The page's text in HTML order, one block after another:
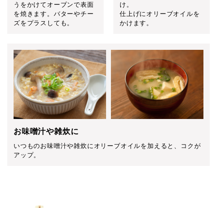
うをかけてオーブンで表面
を焼きます。バターやチー
ズをプラスしても。
け。
仕上げにオリーブオイルを
かけます。
お味噌汁や雑炊に
いつものお味噌汁や雑炊にオリーブオイルを加えると、コクが
アップ。